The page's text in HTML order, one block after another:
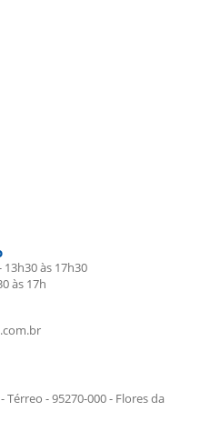
às 17h30
às 17h
Térreo - 95270-000 - Flores da